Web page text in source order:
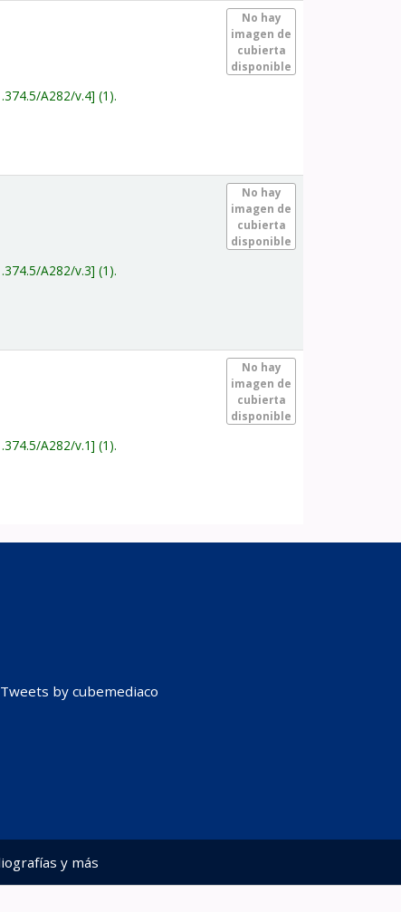
No hay
imagen de
cubierta
disponible
A282/v.4 (1).
No hay
imagen de
cubierta
disponible
A282/v.3 (1).
No hay
imagen de
cubierta
disponible
A282/v.1 (1).
Tweets by cubemediaco
y más